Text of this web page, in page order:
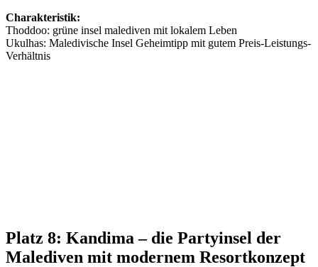
Charakteristik:
Thoddoo: grüne insel malediven mit lokalem Leben
Ukulhas: Maledivische Insel Geheimtipp mit gutem Preis-Leistungs-
Verhältnis
Platz 8: Kandima – die Partyinsel der
Malediven mit modernem Resortkonzept